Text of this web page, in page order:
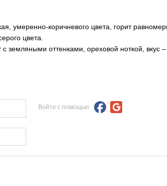
умеренно-коричневого цвета, горит
цвета.
земляными оттенками, ореховой ноткой, вкус
Войти с помощью